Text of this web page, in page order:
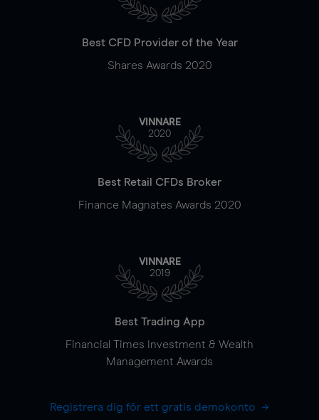
Best CFD Provider of the Year
Shares Awards 2020
VINNARE
2020
Best Retail CFDs Broker
Finance Magnates Awards 2020
VINNARE
2019
Best Trading App
Financial Times Investment & Wealth
Management Awards
Registrera dig för ett gratis demokonto